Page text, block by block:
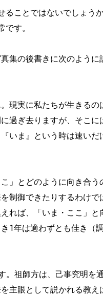
ことではないでしょうか
す。
集の後書きに次のように
現実に私たちが生きるの
過ぎ去りますが、そこに
いま』という時は速いだ
」とどのように向き合う
制御できたりするわけで
れば、「いま・ここ」と
1年は適わずとも佳き（
。祖師方は、己事究明を
主眼として説かれる教え